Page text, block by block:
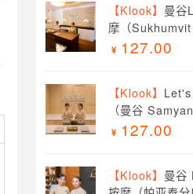
【Klook】 曼谷
摩（Sukhumvit
127.00
【Klook】
（曼谷 Samyan
127.00
【Klook】 曼谷